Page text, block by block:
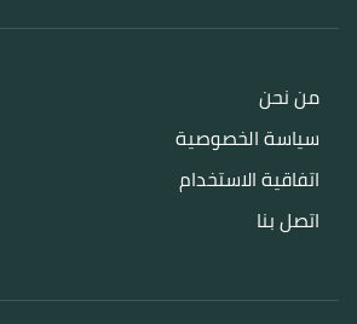
من نحن
سياسة الخصوصية
اتفاقية الاستخدام
اتصل بنا